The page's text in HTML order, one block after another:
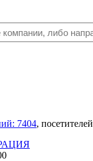
7404, посетителей